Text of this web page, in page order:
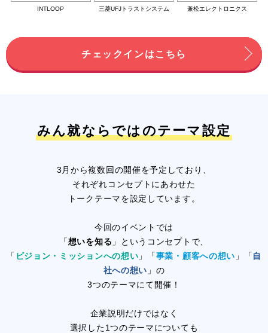
INTLOOP 三菱UFJトラストシステム 兼松エレクトロニクス
チェックインはこちら
みん就ならではのテーマ設定
3月から複数回の開催を予定しており、
それぞれコンセプトにあわせた
トークテーマを設定しています。
今回のイベントでは
「想いを知る 」というコンセプトで、
「 ビジョン・ミッションへの想い 」「事業・顧客への想い 」「 自
社への想い 」の
3つのテーマにて開催！
企業説明だけではなく
選択した1つのテーマについても